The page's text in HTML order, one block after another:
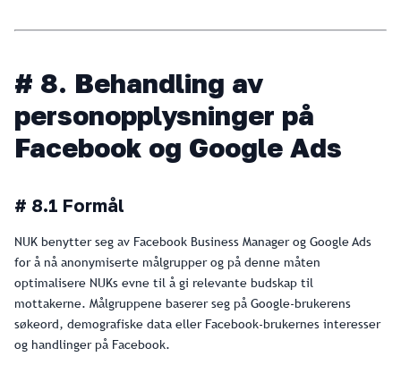
# 8. Behandling av
personopplysninger på
Facebook og Google Ads
# 8.1 Formål
NUK benytter seg av Facebook Business Manager og Google Ads
for å nå anonymiserte målgrupper og på denne måten
optimalisere NUKs evne til å gi relevante budskap til
mottakerne. Målgruppene baserer seg på Google-brukerens
søkeord, demografiske data eller Facebook-brukernes interesser
og handlinger på Facebook.